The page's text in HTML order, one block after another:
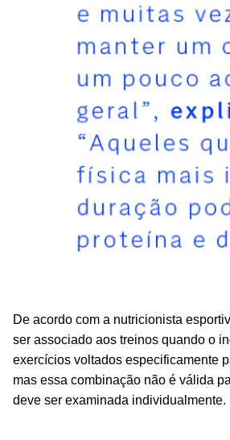
De acordo com a nutricionista
ser associado aos treinos quando o
exercícios voltados especificamente
mas essa combinação não é válida
deve ser examinada individualmente.